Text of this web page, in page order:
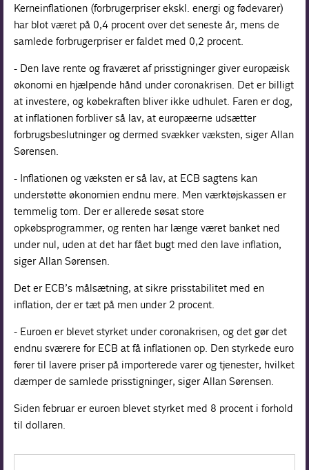
Kerneinflationen (forbrugerpriser ekskl. energi og fødevarer)
har blot været på 0,4 procent over det seneste år, mens de
samlede forbrugerpriser er faldet med 0,2 procent.
- Den lave rente og fraværet af prisstigninger giver europæisk
økonomi en hjælpende hånd under coronakrisen. Det er billigt
at investere, og købekraften bliver ikke udhulet. Faren er dog,
at inflationen forbliver så lav, at europæerne udsætter
forbrugsbeslutninger og dermed svækker væksten, siger Allan
Sørensen.
- Inflationen og væksten er så lav, at ECB sagtens kan
understøtte økonomien endnu mere. Men værktøjskassen er
temmelig tom. Der er allerede søsat store
opkøbsprogrammer, og renten har længe været banket ned
under nul, uden at det har fået bugt med den lave inflation,
siger Allan Sørensen.
Det er ECB’s målsætning, at sikre prisstabilitet med en
inflation, der er tæt på men under 2 procent.
- Euroen er blevet styrket under coronakrisen, og det gør det
endnu sværere for ECB at få inflationen op. Den styrkede euro
fører til lavere priser på importerede varer og tjenester, hvilket
dæmper de samlede prisstigninger, siger Allan Sørensen.
Siden februar er euroen blevet styrket med 8 procent i forhold
til dollaren.